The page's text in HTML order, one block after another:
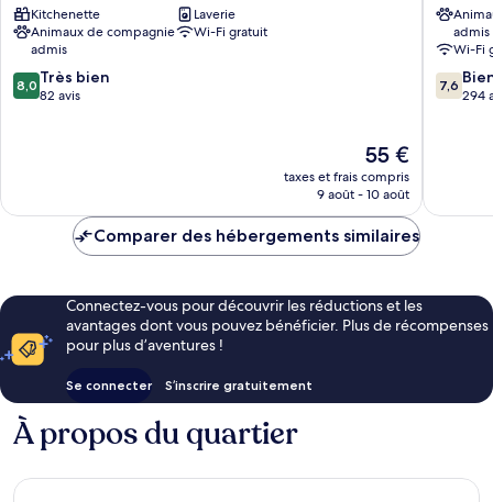
DE
LOIRE
Nevers
Kitchenette
Laverie
Animaux de compagnie
admis
Wi-Fi gratuit
8.0
sur
8,0 Très bien
82 avis
Le
nouveau
prix
de
55 €
taxes et frais compris
9 août - 10 août
Nevers
Nord
admis
Wi-Fi
7.6
sur
7,6
294
Comparer des hébergements similaires
Connectez-vous pour découvrir les réductions et les
avantages dont vous pouvez bénéficier. Plus de récompenses
pour plus d’aventures !
Se connecter S’inscrire gratuitement
À propos du quartier